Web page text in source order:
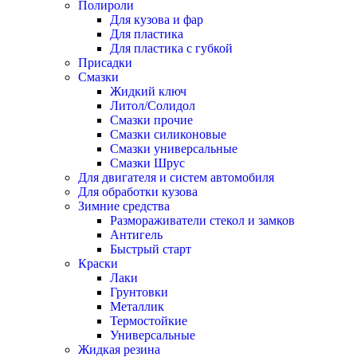
Полироли
Для кузова и фар
Для пластика
Для пластика с губкой
Присадки
Смазки
Жидкий ключ
Литол/Солидол
Смазки прочие
Смазки силиконовые
Смазки универсальные
Смазки Шрус
Для двигателя и систем автомобиля
Для обработки кузова
Зимние средства
Размораживатели стекол и замков
Антигель
Быстрый старт
Краски
Лаки
Грунтовки
Металлик
Термостойкие
Универсальные
Жидкая резина